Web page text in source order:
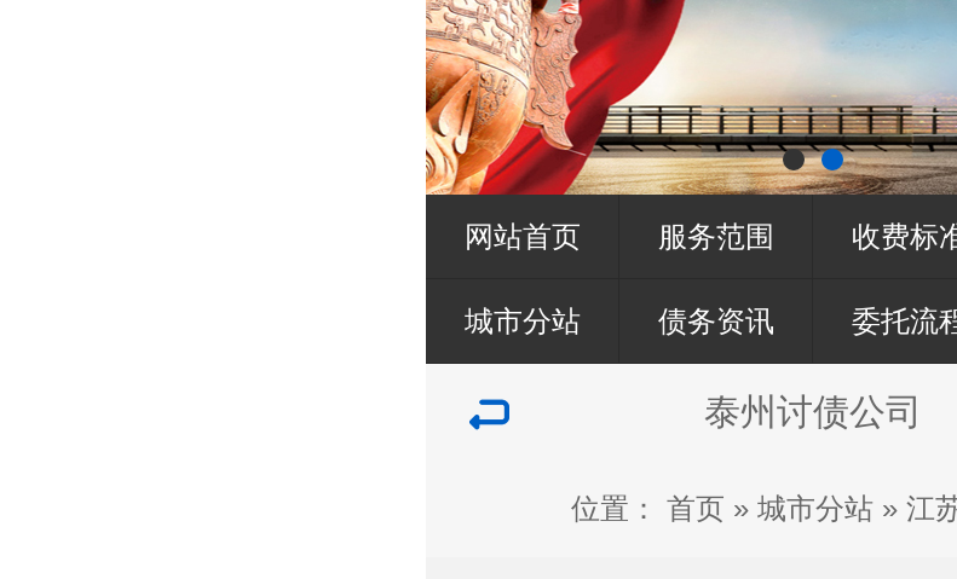
网站首页 服务范围 收费标
城市分站 债务资讯 委托流
泰州讨债公司
位置： 首页 » 城市分站 » 江